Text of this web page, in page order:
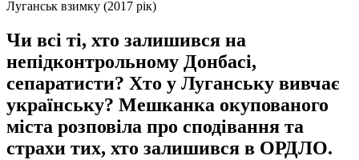
Луганськ взимку (2017 рік)
Чи всі ті, хто залишився на
непідконтрольному Донбасі,
сепаратисти? Хто у Луганську вивчає
українську? Мешканка окупованого
міста розповіла про сподівання та
страхи тих, хто залишився в ОРДЛО.